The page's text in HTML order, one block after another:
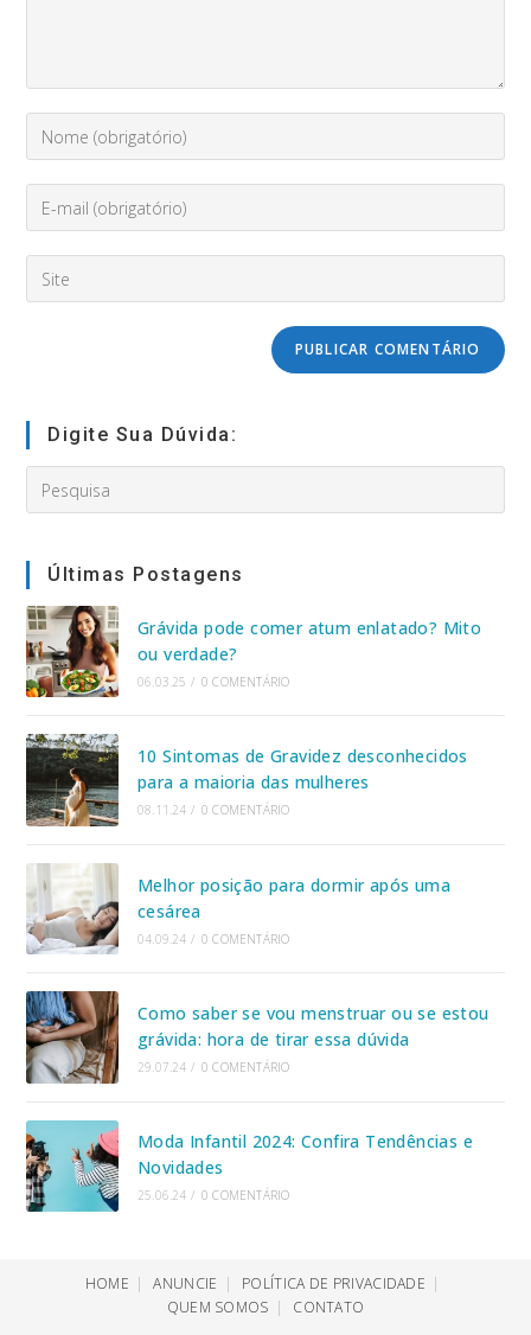
seu
ou
nome
de
usuário
para
your
address
to
(opcional)
Digite Sua Dúvida:
this
Últimas Postagens
Grávida pode comer atum enlatado? Mito
ou verdade?
06.03.25 / 0 COMENTÁRIO
10 Sintomas de Gravidez desconhecidos
para a maioria das mulheres
08.11.24 / 0 COMENTÁRIO
Melhor posição para dormir após uma
cesárea
04.09.24 / 0 COMENTÁRIO
Como saber se vou menstruar ou se estou
grávida: hora de tirar essa dúvida
29.07.24 / 0 COMENTÁRIO
Moda Infantil 2024: Confira Tendências e
Novidades
25.06.24 / 0 COMENTÁRIO
HOME ANUNCIE
POLÍTICA DE PRIVACIDADE
QUEM SOMOS
CONTATO